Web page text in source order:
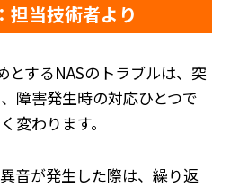
担当技術者より
するNASのトラブルは、突
障害発生時の対応ひとつで
変わります。
音が発生した際は、繰り返